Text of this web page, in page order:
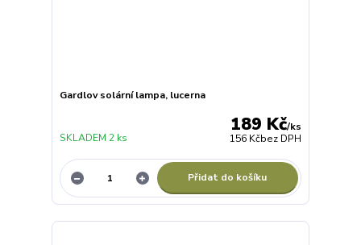
Gardlov solární lampa, lucerna
189 Kč/ks
156 Kčbez DPH
SKLADEM 2 ks
Přidat do košíku